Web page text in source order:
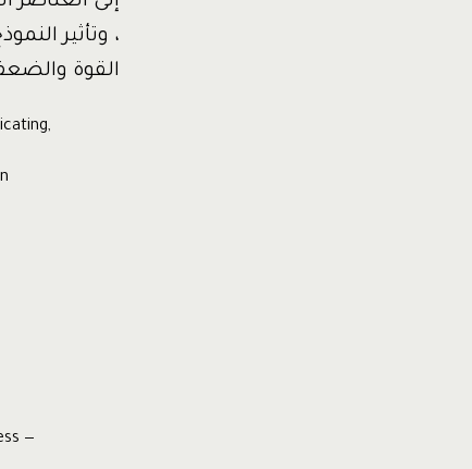
، وتأثير
القوة
—